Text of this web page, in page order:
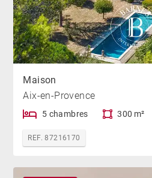
Maison
Aix-en-Provence
5 chambres 300 m²
REF. 87216170